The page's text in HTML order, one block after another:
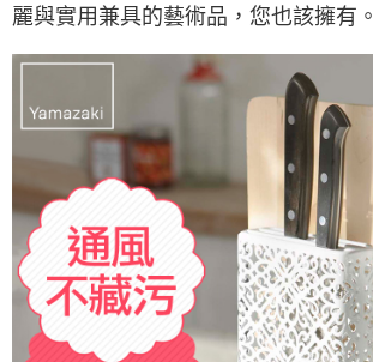
麗與實用兼具的藝術品，您也該擁有。